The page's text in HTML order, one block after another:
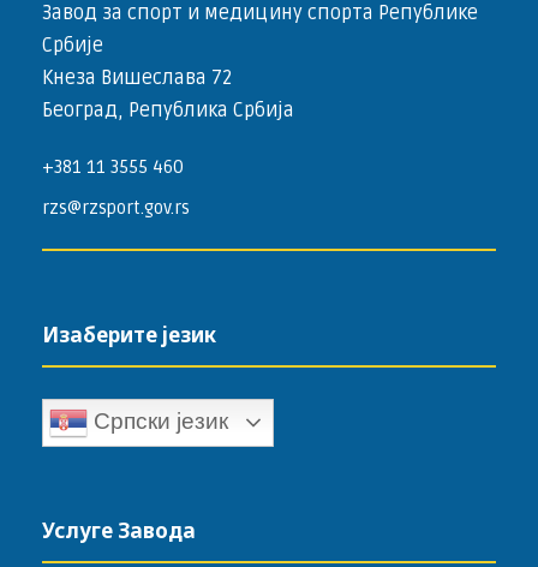
Завод за спорт и медицину спорта Републике
Србије
Кнеза Вишеслава 72
Београд, Република Србија
+381 11 3555 460
rzs@rzsport.gov.rs
Изаберите језик
Српски језик
Услуге Завода